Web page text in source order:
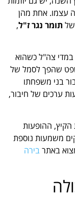
עצמו. אחת מהן
תומר נגר ז"ל,
במדי צה"ל כשהוא
שהפך לסמל של
בני משפחתו
ערכים של חיבור,
הקיץ, ההופעות
משמעות נוספת
באתרבירה